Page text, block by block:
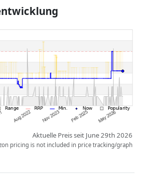
haben darauf keinerlei Einfluss. Nur bei
Leistungen die Ordnung
Aktuelle Preis seit June 29th 2026
pricing is not included in price tracking/graph